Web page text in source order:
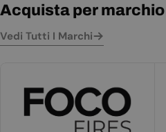
Acquista per marchio
Vedi Tutti I Marchi